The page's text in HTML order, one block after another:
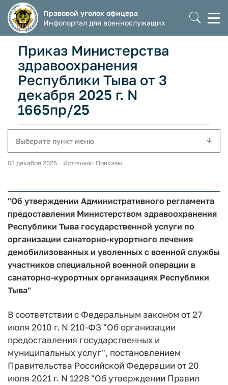
Правовой уголок офицера
Инфопортал для военнослужащих
Приказ Министерства
здравоохранения
Республики Тыва от 3
декабря 2025 г. N
1665пр/25
Выберите пункт меню
03 декабря 2025 Источник: Приказы
"Об утверждении Административного регламента
предоставления Министерством здравоохранения
Республики Тыва государственной услуги по
организации санаторно-курортного лечения
демобилизованных и уволенных с военной службы
участников специальной военной операции в
санаторно-курортных организациях Республики
Тыва"
В соответствии с Федеральным законом от 27
июля 2010 г. N 210-ФЗ "Об организации
предоставления государственных и
муниципальных услуг", постановлением
Правительства Российской Федерации от 20
июля 2021 г. N 1228 "Об утверждении Правил